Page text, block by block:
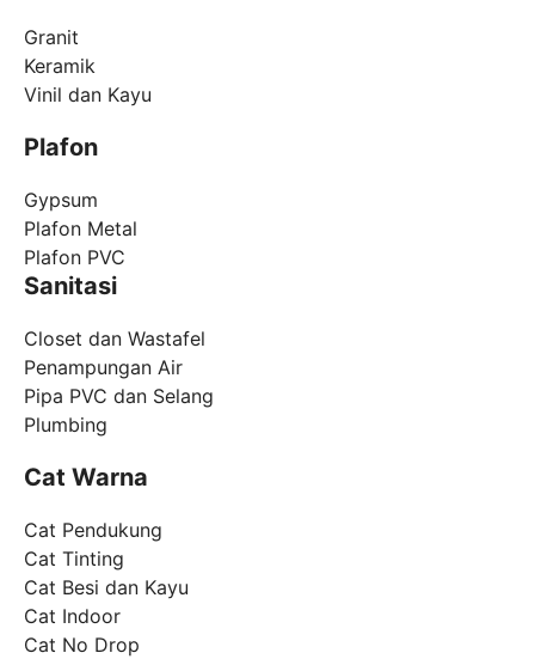
Granit
Keramik
Vinil dan Kayu
Plafon
Gypsum
Plafon Metal
Plafon PVC
Sanitasi
Closet dan Wastafel
Penampungan Air
Pipa PVC dan Selang
Plumbing
Cat Warna
Cat Pendukung
Cat Tinting
Cat Besi dan Kayu
Cat Indoor
Cat No Drop